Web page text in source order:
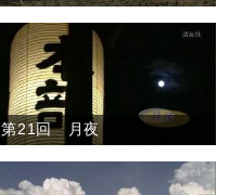
第21回 月夜